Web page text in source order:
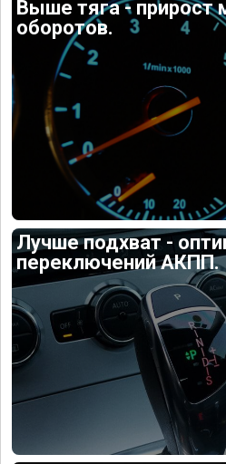
Выше тяга - прирост
оборотов.
Лучше подхват -
переключений АКПП.